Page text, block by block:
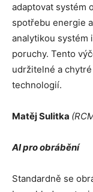
adaptovat systém
spotřebu energie
analytikou systém
poruchy. Tento
udržitelné a
technologií.
Matěj Sulitka
AI pro obrábění
Standardně se